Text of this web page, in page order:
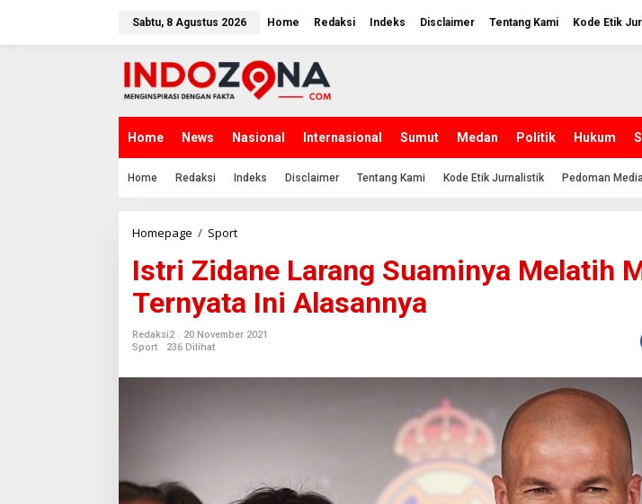
Sabtu, 8 Agustus 2026 Home Redaksi Indeks Disclaimer Tentang Kami Kode Etik
Home News Nasional Internasional Sumut Medan Politik Hukum
Home Redaksi Indeks Disclaimer Tentang Kami Kode Etik Jurnalistik Pedoman
Homepage / SportIstri
Larang
Suaminya
Melatih
MU,
Ternyata
Istri Zidane Larang Suaminya Melatih
Ternyata Ini Alasannya
Redaksi2
20 November 2021
Sport
236 Dilihat